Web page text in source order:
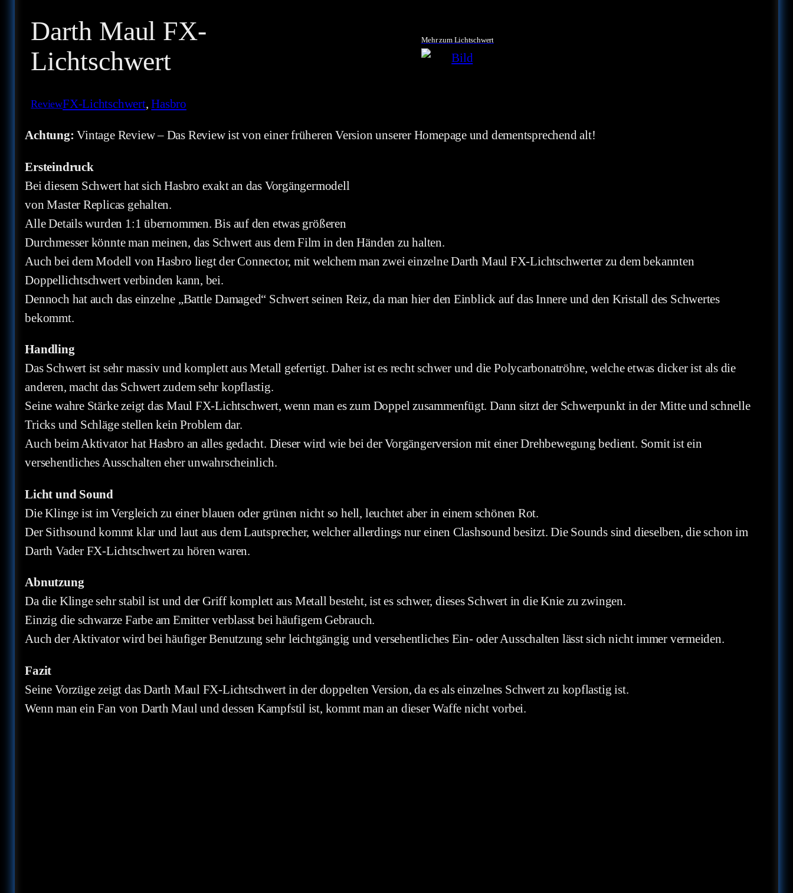
Darth Maul FX-
Lichtschwert
Mehr zum Lichtschwert
ReviewFX-Lichtschwert, Hasbro
Achtung:Vintage Review – Das Review ist von einer früheren Version unserer Homepage und dementsprechend alt!
Ersteindruck
Bei diesem Schwert hat sich Hasbro exakt an das Vorgängermodell
von Master Replicas gehalten.
Alle Details wurden 1:1 übernommen. Bis auf den etwas größeren
Durchmesser könnte man meinen, das Schwert aus dem Film in den Händen zu halten.
Auch bei dem Modell von Hasbro liegt der Connector, mit welchem man zwei einzelne Darth Maul FX-Lichtschwerter zu dem bekannten
Doppellichtschwert verbinden kann, bei.
Dennoch hat auch das einzelne „Battle Damaged“ Schwert seinen Reiz, da man hier den Einblick auf das Innere und den Kristall des Schwertes
bekommt.
Handling
Das Schwert ist sehr massiv und komplett aus Metall gefertigt. Daher ist es recht schwer und die Polycarbonatröhre, welche etwas dicker ist als die
anderen, macht das Schwert zudem sehr kopflastig.
Seine wahre Stärke zeigt das Maul FX-Lichtschwert, wenn man es zum Doppel zusammenfügt. Dann sitzt der Schwerpunkt in der Mitte und schnelle
Tricks und Schläge stellen kein Problem dar.
Auch beim Aktivator hat Hasbro an alles gedacht. Dieser wird wie bei der Vorgängerversion mit einer Drehbewegung bedient. Somit ist ein
versehentliches Ausschalten eher unwahrscheinlich.
Licht und Sound
Die Klinge ist im Vergleich zu einer blauen oder grünen nicht so hell, leuchtet aber in einem schönen Rot.
Der Sithsound kommt klar und laut aus dem Lautsprecher, welcher allerdings nur einen Clashsound besitzt. Die Sounds sind dieselben, die schon im
Darth Vader FX-Lichtschwert zu hören waren.
Abnutzung
Da die Klinge sehr stabil ist und der Griff komplett aus Metall besteht, ist es schwer, dieses Schwert in die Knie zu zwingen.
Einzig die schwarze Farbe am Emitter verblasst bei häufigem Gebrauch.
Auch der Aktivator wird bei häufiger Benutzung sehr leichtgängig und versehentliches Ein- oder Ausschalten lässt sich nicht immer vermeiden.
Fazit
Seine Vorzüge zeigt das Darth Maul FX-Lichtschwert in der doppelten Version, da es als einzelnes Schwert zu kopflastig ist.
Wenn man ein Fan von Darth Maul und dessen Kampfstil ist, kommt man an dieser Waffe nicht vorbei.